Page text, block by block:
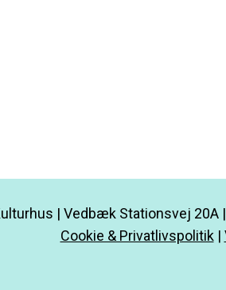
| Vedbæk Stationsvej 20A
Cookie & Privatlivspolitik|